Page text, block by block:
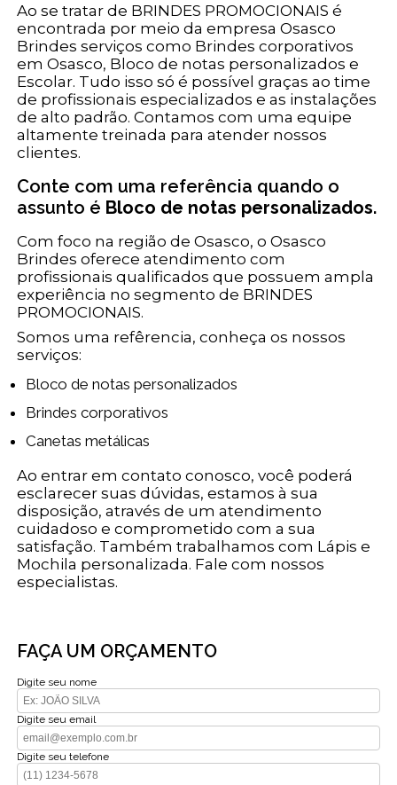
Ao se tratar de BRINDES PROMOCIONAIS é
encontrada por meio da empresa Osasco
Brindes serviços como Brindes corporativos
em Osasco, Bloco de notas personalizados e
Escolar. Tudo isso só é possível graças ao time
de profissionais especializados e as instalações
de alto padrão. Contamos com uma equipe
altamente treinada para atender nossos
clientes.
Conte com uma referência quando o
assunto é Bloco de notas personalizados.
Com foco na região de Osasco, o Osasco
Brindes oferece atendimento com
profissionais qualificados que possuem ampla
experiência no segmento de BRINDES
PROMOCIONAIS.
Somos uma refêrencia, conheça os nossos
serviços:
Bloco de notas personalizados
Brindes corporativos
Canetas metálicas
Ao entrar em contato conosco, você poderá
esclarecer suas dúvidas, estamos à sua
disposição, através de um atendimento
cuidadoso e comprometido com a sua
satisfação. Também trabalhamos com Lápis e
Mochila personalizada. Fale com nossos
especialistas.
FAÇA UM ORÇAMENTO
Digite seu nome
Digite seu email
Digite seu telefone